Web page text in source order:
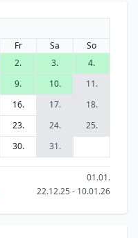
Fr Sa
So
2. 3.
4.
9. 10.
11.
16. 17.
18.
23. 24.
25.
30. 31.
01.01.
22.12.25 - 10.01.26